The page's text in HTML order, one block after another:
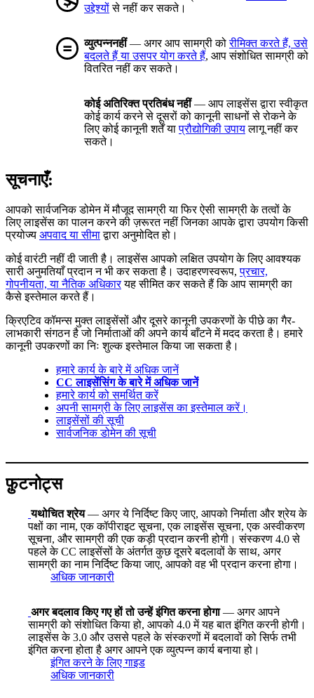
उद्देश्योंसे नहीं कर सकते।
व्युत्पन्ननहीं— अगर आप सामग्री कोरीमिक्त करते हैं, उसे
बदलते हैं या उसपर योग करते हैं, आप संशोधित सामग्री को
वितरित नहीं कर सकते।
कोई अतिरिक्त प्रतिबंध नहीं— आप लाइसेंस द्वारा स्वीकृत
कोई कार्य करने से दूसरों को कानूनी साधनों से रोकने के
लिए कोई कानूनी शर्तें याप्रौद्योगिकी उपायलागू नहीं कर
सकते।
सूचनाएँ:
आपको सार्वजनिक डोमेन में मौजूद सामग्री या फिर ऐसी सामग्री के तत्वों के
लिए लाइसेंस का पालन करने की ज़रूरत नहीं जिनका आपके द्वारा उपयोग किसी
प्रयोज्य अपवाद या सीमाद्वारा अनुमोदित हो।
कोई वारंटी नहीं दी जाती है। लाइसेंस आपको लक्षित उपयोग के लिए आवश्यक
सारी अनुमतियाँ प्रदान न भी कर सकता है। उदाहरणस्वरूप,प्रचार,
गोपनीयता, या नैतिक अधिकारयह सीमित कर सकते हैं कि आप सामग्री का
कैसे इस्तेमाल करते हैं।
क्रिएटिव कॉमन्स मुक्त लाइसेंसों और दूसरे कानूनी उपकरणों के पीछे का गैर-
लाभकारी संगठन है जो निर्माताओं की अपने कार्य बाँटने में मदद करता है। हमारे
कानूनी उपकरणों का निः शुल्क इस्तेमाल किया जा सकता है।
हमारे कार्य के बारे में अधिक जानें
CC लाइसेंसिंग के बारे में अधिक जानें
हमारे कार्य को समर्थित करें
अपनी सामग्री के लिए लाइसेंस का इस्तेमाल करें।
लाइसेंसों की सूची
सार्वजनिक डोमेन की सूची
फ़ुटनोट्स
यथोचित श्रेय— अगर ये निर्दिष्ट किए जाए, आपको निर्माता और श्रेय के
पक्षों का नाम, एक कॉपीराइट सूचना, एक लाइसेंस सूचना, एक अस्वीकरण
सूचना, और सामग्री की एक कड़ी प्रदान करनी होगी। संस्करण 4.0 से
पहले के CC लाइसेंसों के अंतर्गत कुछ दूसरे बदलावों के साथ, अगर
सामग्री का नाम निर्दिष्ट किया जाए, आपको वह भी प्रदान करना होगा।
अधिक जानकारी
अगर बदलाव किए गए हों तो उन्हें इंगित करना होगा— अगर आपने
सामग्री को संशोधित किया हो, आपको 4.0 में यह बात इंगित करनी होगी।
लाइसेंस के 3.0 और उससे पहले के संस्करणों में बदलावों को सिर्फ तभी
इंगित करना होता है अगर आपने एक व्युत्पन्न कार्य बनाया हो।
इंगित करने के लिए गाइड
अधिक जानकारी